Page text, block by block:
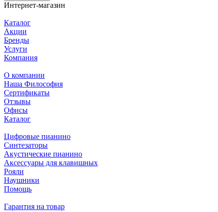
Интернет-магазин
Каталог
Акции
Бренды
Услуги
Компания
О компании
Наша Философия
Сертификаты
Отзывы
Офисы
Каталог
Цифровые пианино
Синтезаторы
Акустические пианино
Аксессуары для клавишных
Рояли
Наушники
Помощь
Гарантия на товар